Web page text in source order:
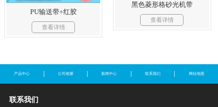
PU输送带+红胶
查看详情
黑色菱形格砂光机带
查看详情
产品中心 公司相册 新闻中心 联系我们 网站地图
联系我们